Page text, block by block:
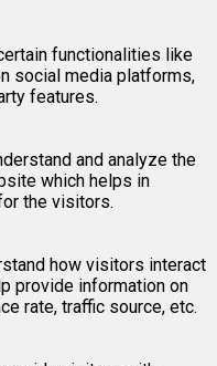
functionalities like
social media platforms,
features.
and analyze the
which helps in
the visitors.
how visitors interact
provide information on
rate, traffic source, etc.